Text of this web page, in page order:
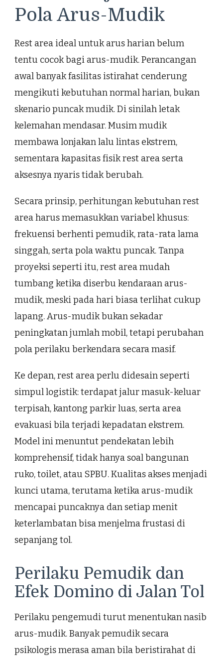
Pola Arus-Mudik
Rest area ideal untuk arus harian belum
tentu cocok bagi arus-mudik. Perancangan
awal banyak fasilitas istirahat cenderung
mengikuti kebutuhan normal harian, bukan
skenario puncak mudik. Di sinilah letak
kelemahan mendasar. Musim mudik
membawa lonjakan lalu lintas ekstrem,
sementara kapasitas fisik rest area serta
aksesnya nyaris tidak berubah.
Secara prinsip, perhitungan kebutuhan rest
area harus memasukkan variabel khusus:
frekuensi berhenti pemudik, rata-rata lama
singgah, serta pola waktu puncak. Tanpa
proyeksi seperti itu, rest area mudah
tumbang ketika diserbu kendaraan arus-
mudik, meski pada hari biasa terlihat cukup
lapang. Arus-mudik bukan sekadar
peningkatan jumlah mobil, tetapi perubahan
pola perilaku berkendara secara masif.
Ke depan, rest area perlu didesain seperti
simpul logistik: terdapat jalur masuk-keluar
terpisah, kantong parkir luas, serta area
evakuasi bila terjadi kepadatan ekstrem.
Model ini menuntut pendekatan lebih
komprehensif, tidak hanya soal bangunan
ruko, toilet, atau SPBU. Kualitas akses menjadi
kunci utama, terutama ketika arus-mudik
mencapai puncaknya dan setiap menit
keterlambatan bisa menjelma frustasi di
sepanjang tol.
Perilaku Pemudik dan
Efek Domino di Jalan Tol
Perilaku pengemudi turut menentukan nasib
arus-mudik. Banyak pemudik secara
psikologis merasa aman bila beristirahat di